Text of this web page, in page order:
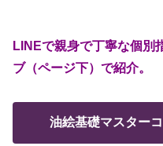
LINEで親身で丁寧な個別
ブ（ページ下）で紹介。
油絵基礎マスター